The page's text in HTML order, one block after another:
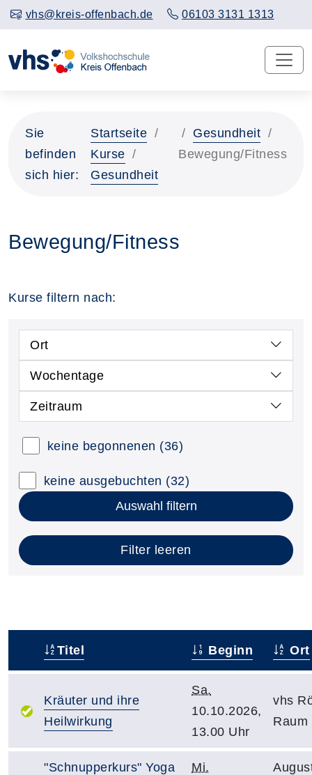
vhs@kreis-offenbach.de 06103 3131 1313
Sie
befinden
sich hier:
Startseite
Kurse
Gesundheit
Gesundheit
Bewegung/Fitness
Bewegung/Fitness
Kurse filtern nach:
Ort
Wochentage
Zeitraum
keine begonnenen (36)
keine ausgebuchten (32)
Auswahl filtern
Filter leeren
Titel Beginn Ort
Kräuter und ihre
Heilwirkung
Sa.
10.10.2026,
13.00 Uhr
vhs
Raum
"Schnupperkurs" Yoga
Mi.